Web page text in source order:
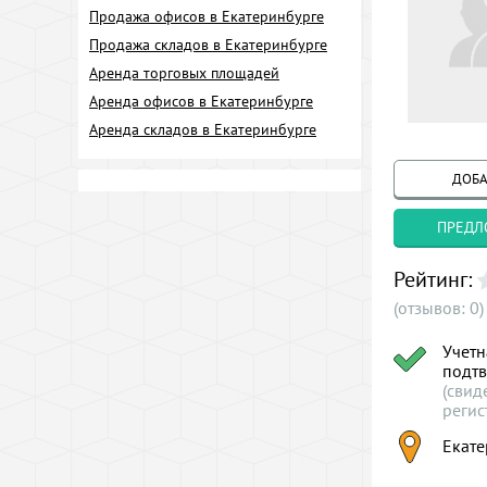
Продажа офисов в Екатеринбурге
Продажа складов в Екатеринбурге
Аренда торговых площадей
Аренда офисов в Екатеринбурге
Аренда складов в Екатеринбурге
Рейтинг:
(отзывов: 0)